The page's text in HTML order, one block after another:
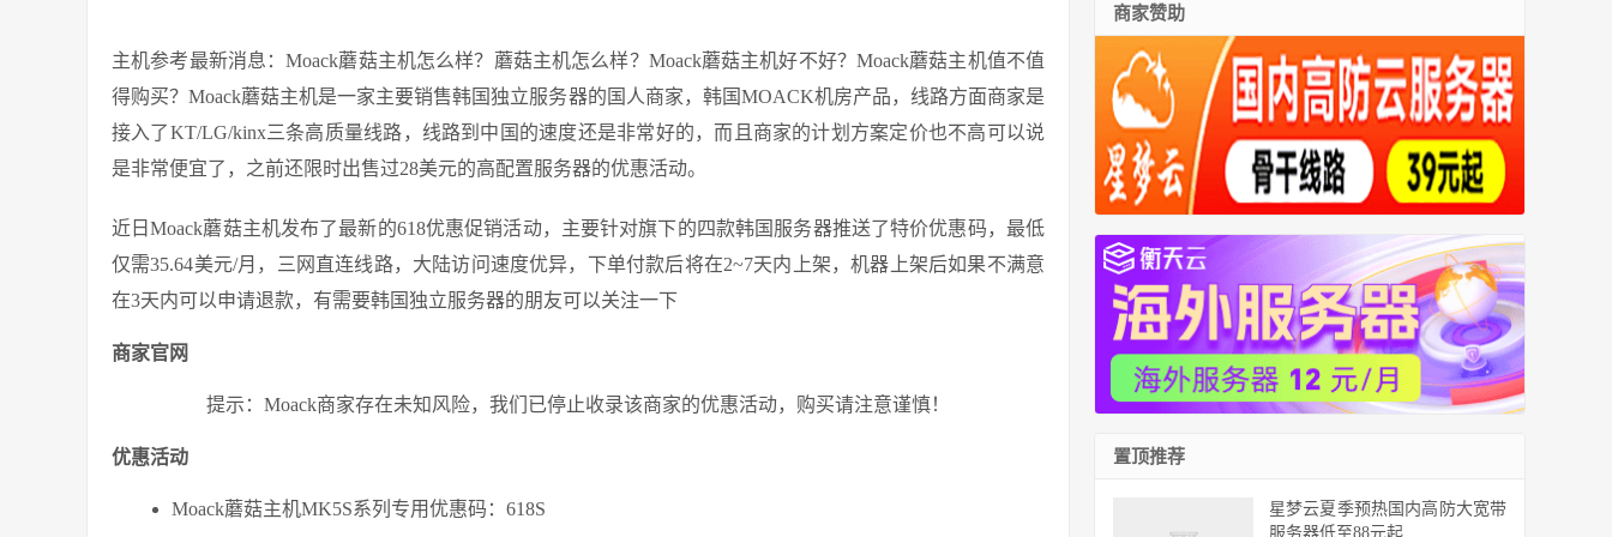
主机参考最新消息：Moack蘑菇主机怎么样？蘑菇主机怎么样？Moack蘑菇主机好不好？Moack蘑菇主机值不值
得购买？Moack蘑菇主机是一家主要销售韩国独立服务器的国人商家，韩国MOACK机房产品，线路方面商家是
接入了KT/LG/kinx三条高质量线路，线路到中国的速度还是非常好的，而且商家的计划方案定价也不高可以说
是非常便宜了，之前还限时出售过28美元的高配置服务器的优惠活动。
近日Moack蘑菇主机发布了最新的618优惠促销活动，主要针对旗下的四款韩国服务器推送了特价优惠码，最低
仅需35.64美元/月，三网直连线路，大陆访问速度优异，下单付款后将在2~7天内上架，机器上架后如果不满意
在3天内可以申请退款，有需要韩国独立服务器的朋友可以关注一下
商家官网
提示：Moack商家存在未知风险，我们已停止收录该商家的优惠活动，购买请注意谨慎！
优惠活动
Moack蘑菇主机MK5S系列专用优惠码：618S
商家赞助
置顶推荐
星梦云夏季预热国内高防大宽带
服务器低至88元起